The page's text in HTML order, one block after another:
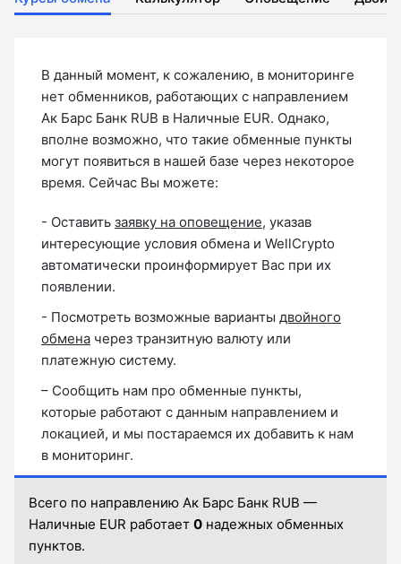
В данный момент, к сожалению, в мониторинге
нет обменников, работающих с направлением
Ак Барс Банк RUB в Наличные EUR. Однако,
вполне возможно, что такие обменные пункты
могут появиться в нашей базе через некоторое
время. Сейчас Вы можете:
- Оставить заявку на оповещение, указав
интересующие условия обмена и WellCrypto
автоматически проинформирует Вас при их
появлении.
- Посмотреть возможные варианты двойного
обмена через транзитную валюту или
платежную систему.
– Сообщить нам про обменные пункты,
которые работают с данным направлением и
локацией, и мы постараемся их добавить к нам
в мониторинг.
Всего по направлению Ак Барс Банк RUB —
Наличные EUR работает 0 надежных обменных
пунктов.